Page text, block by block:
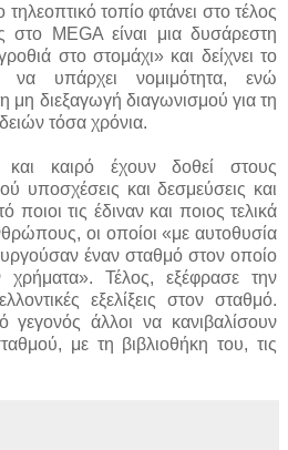
τοπίο φτάνει στο τέλος
στο MEGA είναι μια δυσάρεστη
στο στομάχι» και δείχνει το
να υπάρχει νομιμότητα, ενώ
μη διεξαγωγή διαγωνισμού για τη
τόσα χρόνια.
καιρό έχουν δοθεί στους
υποσχέσεις και δεσμεύσεις και
ποιοι τις έδιναν και ποιος τελικά
οι οποίοι «με αυτοθυσία
έναν σταθμό στον οποίο
χρήματα». Τέλος, εξέφρασε την
εξελίξεις στον σταθμό.
γεγονός άλλοι να κανιβαλίσουν
με τη βιβλιοθήκη του, τις